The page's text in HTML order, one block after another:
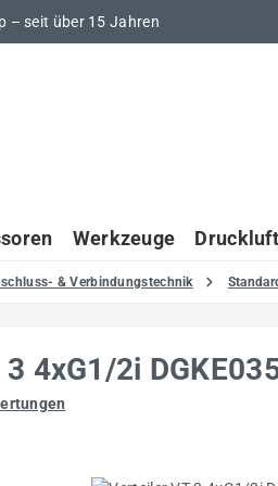
– seit über 15 Jahren
Werkzeuge
& Verbindungstechnik
4xG1/2i